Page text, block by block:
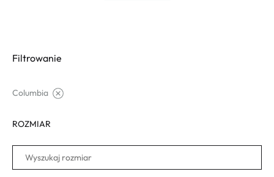
Filtrowanie
Columbia
ROZMIAR